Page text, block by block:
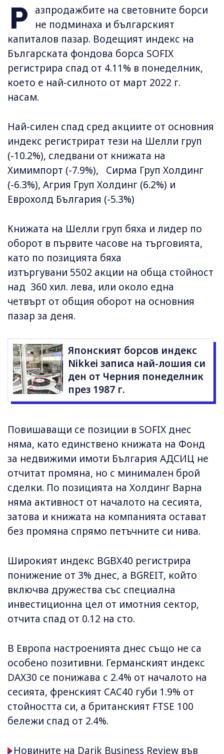
Р
азпродажбите на световните борси
не подминаха и българският
капиталов пазар. Водещият индекс на
Българската фондова борса SOFIX
регистрира спад от 4.11% в понеделник,
което е най-силното от март 2022 г.
насам.
Най-силен спад сред акциите от основния
индекс регистрират тези на Шелли груп
(-10.2%), следвани от книжата на
Химимпорт (-7.9%), Сирма Груп Холдинг
(-6.3%), Агрия Груп Холдинг (6.2%) и
Еврохолд България (-5.3%)
Книжата на Шелли груп бяха и лидер по
оборот в първите часове на търговията,
като по позицията бяха
изтъргувани 5502 акции на обща стойност
над 360 хил. лева, или около една
четвърт от общия оборот на основния
пазар за деня.
Японският борсов индекс
Nikkei записа най-лошия си
ден от Черния понеделник
през 1987 г.
Повишаващи се позиции в SOFIX днес
няма, като единствено книжата на Фонд
за недвижими имоти България АДСИЦ не
отчитат промяна, но с минимален брой
сделки. По позицията на Холдинг Варна
няма активност от началото на сесията,
затова и книжата на компанията остават
без промяна спрямо петъчните си нива.
Широкият индекс BGBX40 регистрира
понижение от 3% днес, а BGREIT, който
включва дружества със специална
инвестиционна цел от имотния сектор,
отчита спад от 0.12 на сто.
В Европа настроенията днес също не са
особено позитивни. Германският индекс
DAX30 се понижава с 2.4% от началото на
сесията, френският CAC40 губи 1.9% от
стойността си, а британският FTSE 100
бележи спад от 2.4%.
Новините на Darik Business Review във